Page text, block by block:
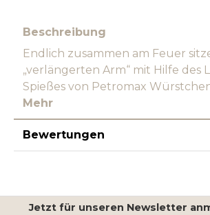
Beschreibung
Endlich zusammen am Feuer
„verlängerten Arm“ mit Hilfe des
Spießes von Petromax
Mehr
Bewertungen
Jetzt für unseren Newsletter